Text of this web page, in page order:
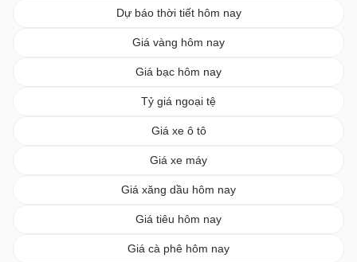
Dự báo thời tiết hôm nay
Giá vàng hôm nay
Giá bạc hôm nay
Tỷ giá ngoại tệ
Giá xe ô tô
Giá xe máy
Giá xăng dầu hôm nay
Giá tiêu hôm nay
Giá cà phê hôm nay